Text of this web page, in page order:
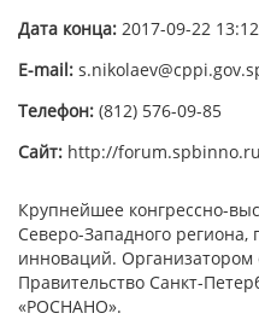
Дата конца: 2017-09-22
E-mail:
Телефон: (812) 576-09-85
Сайт: http://forum.spbinno.ru
Крупнейшее конгрессно-
Северо-Западного
инноваций.
Правительство Санкт-
«РОСНАНО».